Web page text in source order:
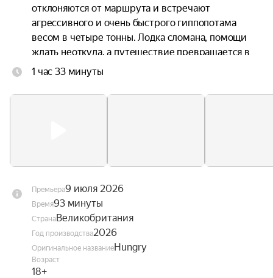
отклоняются от маршрута и встречают
агрессивного и очень быстрого гиппопотама
весом в четыре тонны. Лодка сломана, помощи
ждать неоткуда, а путешествие превращается в
борьбу за выживание.
1 час 33 минуты
Премьера9 июля 2026
Время93 минуты
СтранаВеликобритания
Год производства2026
Оригинальное названиеHungry
Возраст
18+